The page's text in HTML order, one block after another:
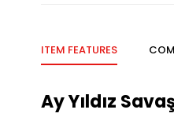
ITEM FEATURES
Ay Yıldız